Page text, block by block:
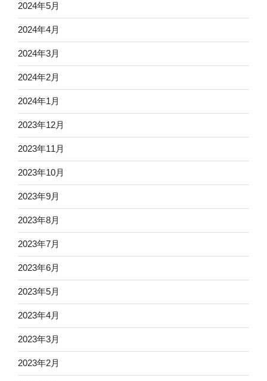
2024年5月
2024年4月
2024年3月
2024年2月
2024年1月
2023年12月
2023年11月
2023年10月
2023年9月
2023年8月
2023年7月
2023年6月
2023年5月
2023年4月
2023年3月
2023年2月